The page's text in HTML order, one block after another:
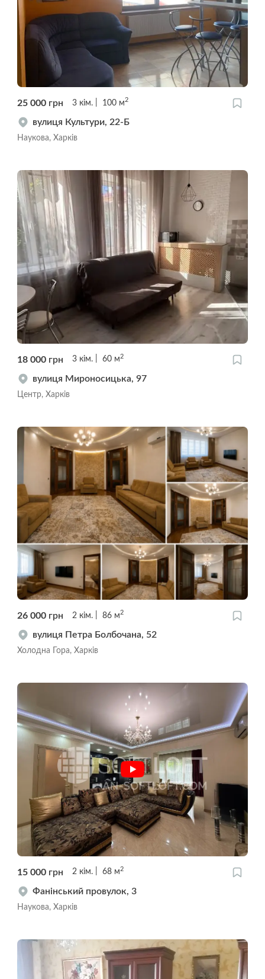
25 000 грн 3 кім. 100 м2
вулиця Культури, 22-Б
Наукова, Харків
18 000 грн 3 кім. 60 м 2
вулиця Мироносицька, 97
Центр, Харків
26 000 грн 2 кім. 86 м2
вулиця Петра Болбочана, 52
Холодна Гора, Харків
15 000 грн 2 кім. 68 м 2
Фанінський провулок, 3
Наукова, Харків